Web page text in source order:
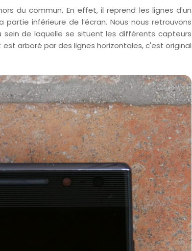
du commun. En effet, il reprend les lignes d'un
inférieure de l’écran. Nous nous retrouvons
de laquelle se situent les différents capteurs
arboré par des lignes horizontales, c'est original